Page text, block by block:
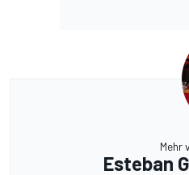
Mehr
Esteban